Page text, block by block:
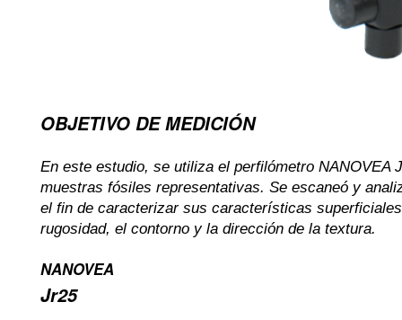
OBJETIVO DE MEDICIÓN
En este estudio, se utiliza el perfilómetro NANOVEA
muestras fósiles representativas. Se escaneó y
el fin de caracterizar sus características
rugosidad, el contorno y la dirección de la textura.
NANOVEA
Jr25